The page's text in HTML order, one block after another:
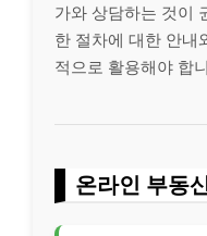
가와 상담하는 것이
한 절차에 대한 안내
적으로 활용해야 합
온라인 부동